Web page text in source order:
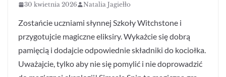
30 kwietnia 2026 Natalia Jagiełło
Zostańcie uczniami słynnej Szkoły Witchstone i
przygotujcie magiczne eliksiry. Wykażcie się dobrą
pamięcią i dodajcie odpowiednie składniki do kociołka.
Uważajcie, tylko aby nie się pomylić i nie doprowadzić